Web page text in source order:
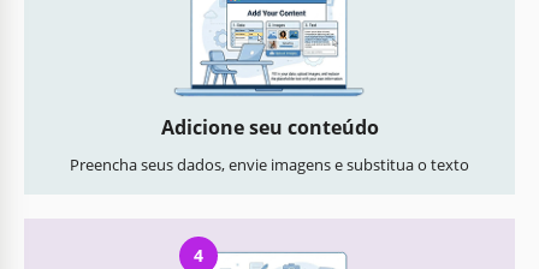
Adicione seu conteúdo
Preencha seus dados, envie imagens e substitua o texto
4